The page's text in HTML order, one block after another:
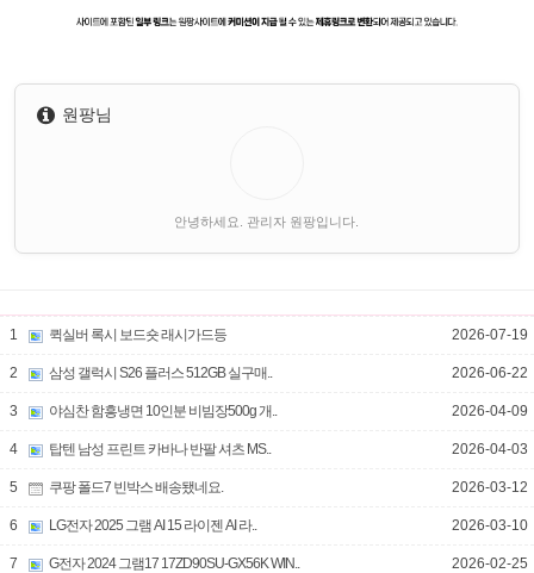
원팡님
안녕하세요. 관리자 원팡입니다.
1 퀵실버 록시 보드숏 래시가드등 2026-07-19
2 삼성 갤럭시 S26 플러스 512GB 실구매.. 2026-06-22
3 야심찬 함흥냉면 10인분 비빔장500g 개.. 2026-04-09
4 탑텐 남성 프린트 카바나 반팔 셔츠 MS.. 2026-04-03
5 쿠팡 폴드7 빈박스 배송됐네요. 2026-03-12
6 LG전자 2025 그램 AI 15 라이젠 AI 라.. 2026-03-10
7 G전자 2024 그램17 17ZD90SU-GX56K WIN.. 2026-02-25